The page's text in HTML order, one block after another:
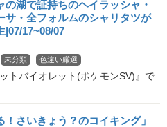
の湖で証持ちのヘイラッシャ・
サ・全フォルムのシャリタツが
|07/17~08/07
未分類 色違い厳選
トバイオレット(ポケモンSV)』で
！さいきょう？のコイキング」